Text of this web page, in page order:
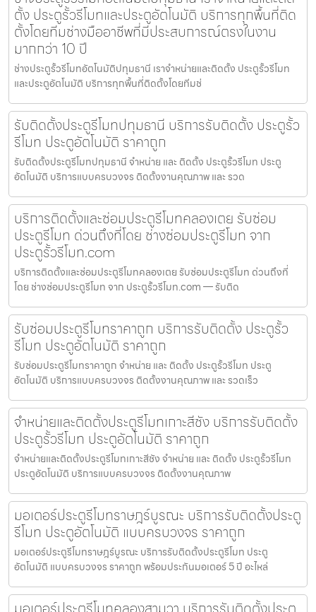
ตั้ง ประตูรั้วรีโมทและประตูอัตโนมัติ บริการทุกพื้นที่ติด
ตั้งโดยทีมช่างมืออาชีพที่มีประสบการณ์ตรงในงาน
มากกว่า 10 ปี
ช่างประตูรั้วรีโมทอัตโนมัติปทุมธานี เราจำหน่ายและติดตั้ง ประตูรั้วรีโมท
และประตูอัตโนมัติ บริการทุกพื้นที่ติดตั้งโดยทีมช่
รับติดตั้งประตูรีโมทปทุมธานี บริการรับติดตั้ง ประตูรั้ว
รีโมท ประตูอัตโนมัติ ราคาถูก
รับติดตั้งประตูรีโมทปทุมธานี จำหน่าย และ ติดตั้ง ประตูรั้วรีโมท ประตู
อัตโนมัติ บริการแบบครบวงจร ติดตั้งงานคุณภาพ และ รวด
บริการติดตั้งและซ่อมประตูรีโมทคลองเตย รับซ่อม
ประตูรีโมท ด่วนถึงที่โดย ช่างซ่อมประตูรีโมท จาก
ประตูรั้วรีโมท.com
บริการติดตั้งและซ่อมประตูรีโมทคลองเตย รับซ่อมประตูรีโมท ด่วนถึงที่
โดย ช่างซ่อมประตูรีโมท จาก ประตูรั้วรีโมท.com — รับติด
รับซ่อมประตูรีโมทราคาถูก บริการรับติดตั้ง ประตูรั้ว
รีโมท ประตูอัตโนมัติ ราคาถูก
รับซ่อมประตูรีโมทราคาถูก จำหน่าย และ ติดตั้ง ประตูรั้วรีโมท ประตู
อัตโนมัติ บริการแบบครบวงจร ติดตั้งงานคุณภาพ และ รวดเร็ว
จำหน่ายและติดตั้งประตูรีโมทเกาะสีชัง บริการรับติดตั้ง
ประตูรั้วรีโมท ประตูอัตโนมัติ ราคาถูก
จำหน่ายและติดตั้งประตูรีโมทเกาะสีชัง จำหน่าย และ ติดตั้ง ประตูรั้วรีโมท
ประตูอัตโนมัติ บริการแบบครบวงจร ติดตั้งงานคุณภาพ
มอเตอร์ประตูรีโมทราษฎร์บูรณะ บริการรับติดตั้งประตู
รีโมท ประตูอัตโนมัติ แบบครบวงจร ราคาถูก
มอเตอร์ประตูรีโมทราษฎร์บูรณะ บริการรับติดตั้งประตูรีโมท ประตู
อัตโนมัติ แบบครบวงจร ราคาถูก พร้อมประกันมอเตอร์ 5 ปี อะไหล่